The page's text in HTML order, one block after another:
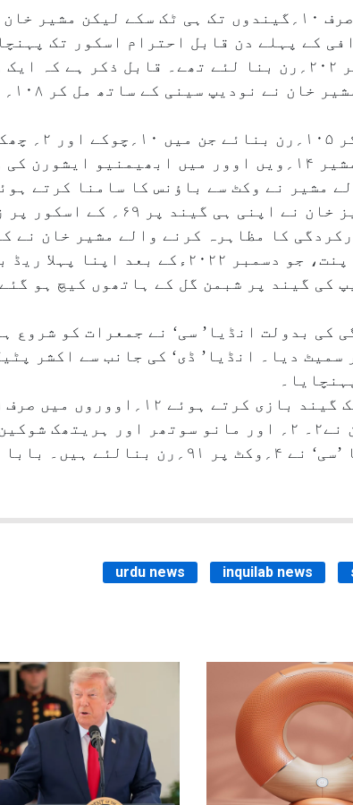
رشبھ پنت ریڈ بال کرکٹ کی واپسی کے ساتھ صرف ۱۰؍گیندوں تک ہی
کے پہلے دن قابل احترام اسکور تک
پر
۱۹؍سالہ مشیر
۲۹؍رن بنانے کے بعد کریز پر موجود ہیں۔ مشیر ۱۴؍ویں اوور میں
مشیر نے وکٹ سے باؤنس کا سامنا کرتے
کوٹیان کو ۲؍ چھکے بھی مارے۔ مشیر کو
کا مظاہرہ کرنے والے مشیر خان نے
پر اپنی سنچری مکمل کی۔ دریں اثناء رشبھ پنت، جو
کی گیند پر شبمن گل کے ہاتھوں کیچ ہو
کی بدولت انڈیا’ سی‘ نے جمعرات کو شروع
کیں، جبکہ انشول کمبوج اور ہمانشو چوہان نے۲۔ ۲؍ اور مانو
انڈیا’بی‘ کے ۱۶۴؍رنوں کے جواب میں انڈیا ’سی‘ نے
urdu news inquilab news